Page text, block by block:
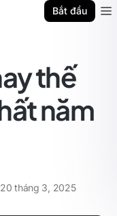
Bắt đầu
thế
năm
20 tháng 3, 2025